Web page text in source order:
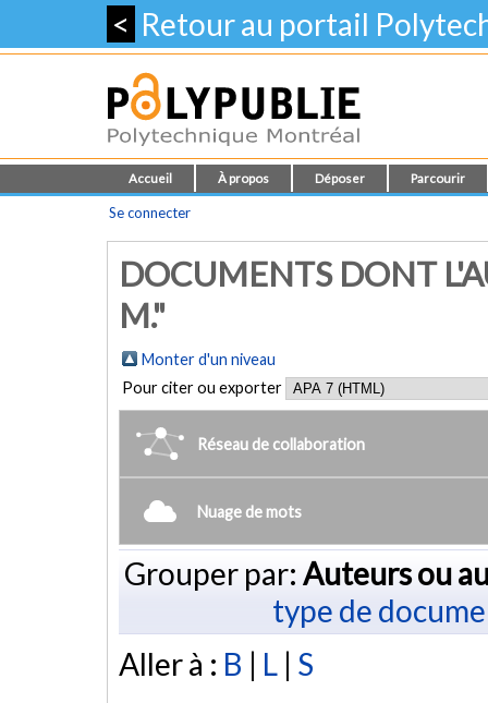
< Retour au portail
Accueil À propos Déposer Parcourir
Se connecter
DOCUMENTS DONT
M."
Monter d'un niveau
Pour citer ou exporter
Réseau de collaboration
Nuage de mots
Grouper par: Auteurs ou
type de
Aller à : B | L | S